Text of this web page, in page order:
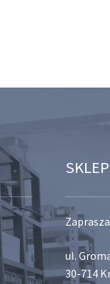
ul.
30-714